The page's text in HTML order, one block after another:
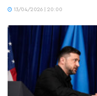
13/04/2026 | 20:00